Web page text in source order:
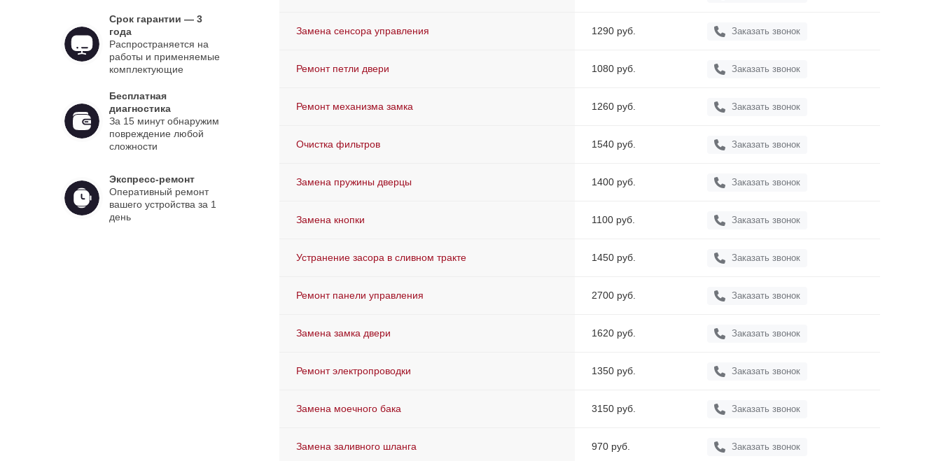
Срок гарантии — 3
года
Распространяется на
работы и применяемые
комплектующие
Бесплатная
диагностика
За 15 минут обнаружим
повреждение любой
сложности
Экспресс-ремонт
Оперативный ремонт
вашего устройства за 1
день
Замена сенсора управления 1290 руб. Заказать звонок
Ремонт петли двери 1080 руб. Заказать звонок
Ремонт механизма замка 1260 руб. Заказать звонок
Очистка фильтров 1540 руб. Заказать звонок
Замена пружины дверцы 1400 руб. Заказать звонок
Замена кнопки 1100 руб. Заказать звонок
Устранение засора в сливном тракте 1450 руб. Заказать звонок
Ремонт панели управления 2700 руб. Заказать звонок
Замена замка двери 1620 руб. Заказать звонок
Ремонт электропроводки 1350 руб. Заказать звонок
Замена моечного бака 3150 руб. Заказать звонок
Замена заливного шланга 970 руб. Заказать звонок